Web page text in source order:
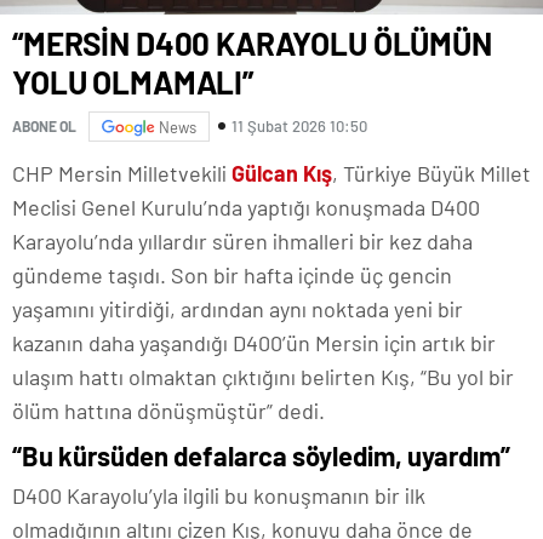
“MERSİN D400 KARAYOLU ÖLÜMÜN
YOLU OLMAMALI”
ABONE OL News 11 Şubat 2026 10:50
CHP Mersin Milletvekili Gülcan Kış, Türkiye Büyük Millet
Meclisi Genel Kurulu’nda yaptığı konuşmada D400
Karayolu’nda yıllardır süren ihmalleri bir kez daha
gündeme taşıdı. Son bir hafta içinde üç gencin
yaşamını yitirdiği, ardından aynı noktada yeni bir
kazanın daha yaşandığı D400’ün Mersin için artık bir
ulaşım hattı olmaktan çıktığını belirten Kış, “Bu yol bir
ölüm hattına dönüşmüştür” dedi.
“Bu kürsüden defalarca söyledim, uyardım”
D400 Karayolu’yla ilgili bu konuşmanın bir ilk
olmadığının altını çizen Kış, konuyu daha önce de